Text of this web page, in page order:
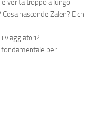
verità troppo a lungo
nasconde Zalen? E chi
viaggiatori?
fondamentale per